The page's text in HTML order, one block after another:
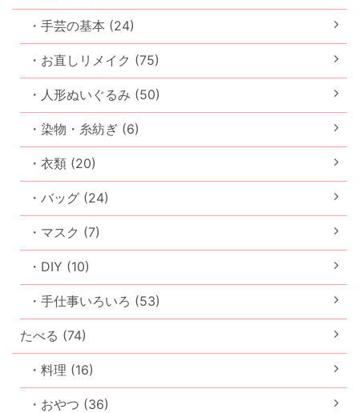
・手芸の基本 (24)
・お直しリメイク (75)
・人形ぬいぐるみ (50)
・染物・糸紡ぎ (6)
・衣類 (20)
・バッグ (24)
・マスク (7)
・DIY (10)
・手仕事いろいろ (53)
たべる (74)
・料理 (16)
・おやつ (36)